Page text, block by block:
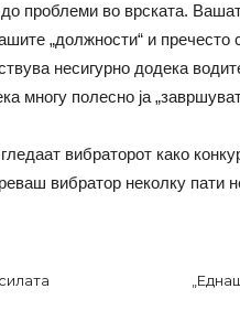
проблеми во врската.
„должности“ и
несигурно додека
многу полесно ја
вибраторот како
вибратор неколку пати